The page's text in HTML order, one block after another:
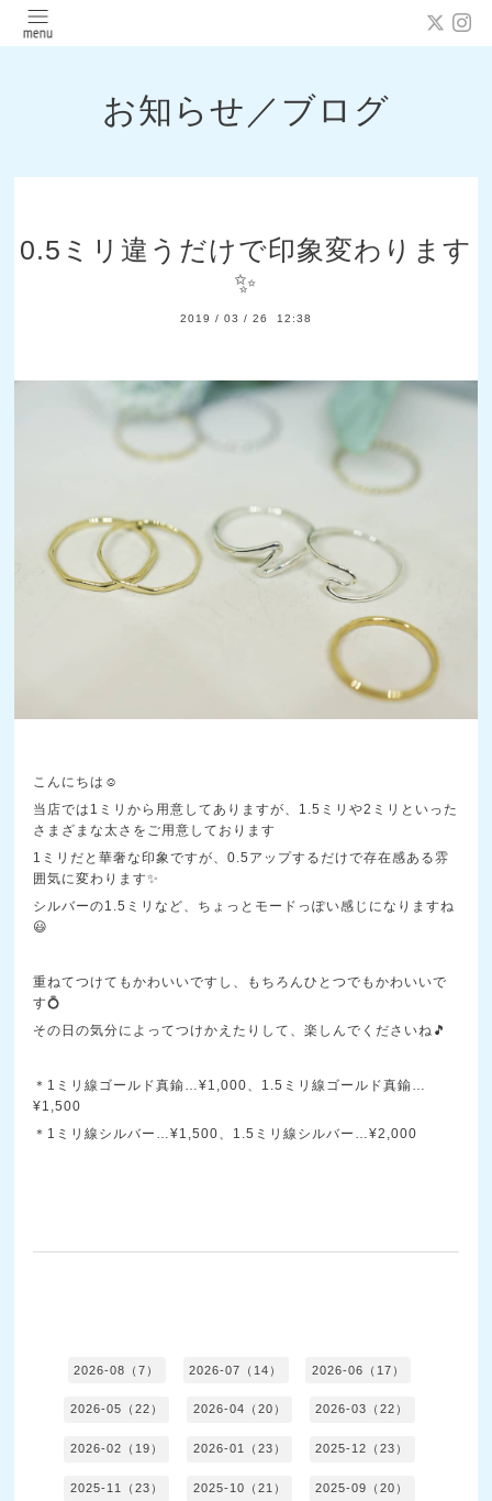
お知らせ／ブログ
0.5ミリ違うだけで印象変わります
✨
2019 / 03 / 26 12:38
こんにちは☺️
当店では1ミリから用意してありますが、1.5ミリや2ミリといった
さまざまな太さをご用意しております
1ミリだと華奢な印象ですが、0.5アップするだけで存在感ある雰
囲気に変わります✨
シルバーの1.5ミリなど、ちょっとモードっぽい感じになりますね
😃
重ねてつけてもかわいいですし、もちろんひとつでもかわいいで
す💍
その日の気分によってつけかえたりして、楽しんでくださいね🎵
＊1ミリ線ゴールド真鍮…¥1,000、1.5ミリ線ゴールド真鍮…
¥1,500
＊1ミリ線シルバー…¥1,500、1.5ミリ線シルバー…¥2,000
2026-08（7） 2026-07（14） 2026-06（17）
2026-05（22） 2026-04（20） 2026-03（22）
2026-02（19） 2026-01（23） 2025-12（23）
2025-11（23） 2025-10（21） 2025-09（20）